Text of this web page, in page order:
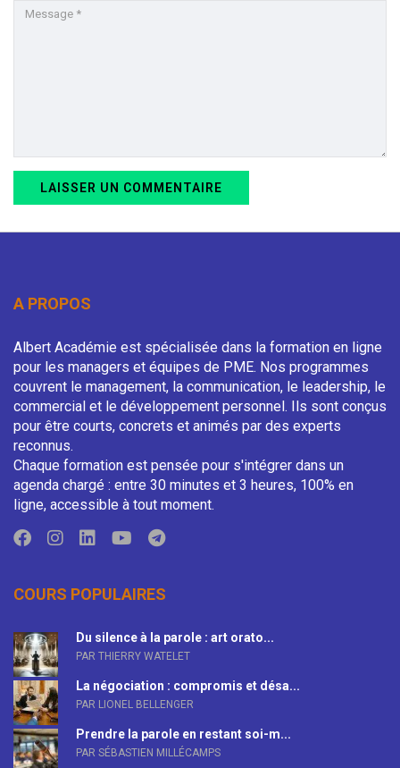
A PROPOS
Albert Académie est spécialisée dans la formation en ligne
pour les managers et équipes de PME. Nos programmes
couvrent le management, la communication, le leadership, le
commercial et le développement personnel. Ils sont conçus
pour être courts, concrets et animés par des experts
reconnus.
Chaque formation est pensée pour s'intégrer dans un
agenda chargé : entre 30 minutes et 3 heures, 100% en
ligne, accessible à tout moment.
COURS POPULAIRES
Du silence à la parole : art orato...
PAR THIERRY WATELET
La négociation : compromis et désa...
PAR LIONEL BELLENGER
Prendre la parole en restant soi-m...
PAR SÉBASTIEN MILLÉCAMPS